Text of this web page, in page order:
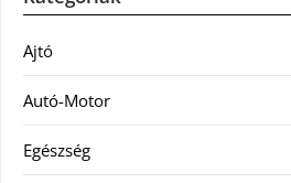
Ajtó
Autó-Motor
Egészség